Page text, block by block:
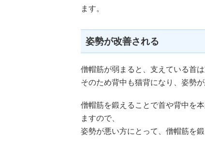
ます。
姿勢が改善される
僧帽筋が弱まると、支えている首
そのため背中も猫背になり、姿勢
僧帽筋を鍛えることで首や背中を
ますので、
姿勢が悪い方にとって、僧帽筋を